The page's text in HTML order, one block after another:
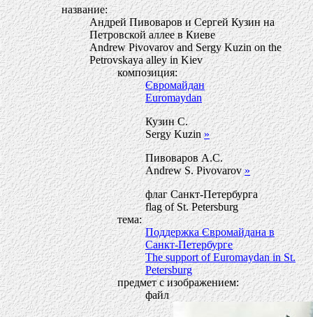
название:
Андрей Пивоваров и Сергей Кузин на
Петровской аллее в Киеве
Andrew Pivovarov and Sergy Kuzin on the
Petrovskaya alley in Kiev
композиция:
Євромайдан
Euromaydan
Кузин С.
Sergy Kuzin»
Пивоваров А.С.
Andrew S. Pivovarov»
флаг Санкт-Петербурга
flag of St. Petersburg
тема:
Поддержка Євромайдана в
Санкт-Петербурге
The support of Euromaydan in St.
Petersburg
предмет с изображением:
файл